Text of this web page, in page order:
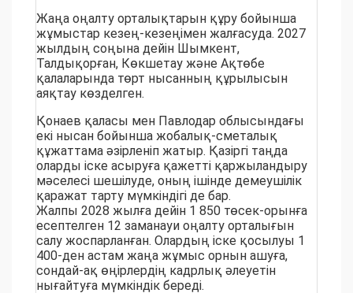
Жаңа оңалту орталықтарын құру бойынша
жұмыстар кезең-кезеңімен жалғасуда. 2027
жылдың соңына дейін Шымкент,
Талдықорған, Көкшетау және Ақтөбе
қалаларында төрт нысанның құрылысын
аяқтау көзделген.
Қонаев қаласы мен Павлодар облысындағы
екі нысан бойынша жобалық-сметалық
құжаттама әзірленіп жатыр. Қазіргі таңда
оларды іске асыруға қажетті қаржыландыру
мәселесі шешілуде, оның ішінде демеушілік
қаражат тарту мүмкіндігі де бар.
Жалпы 2028 жылға дейін 1 850 төсек-орынға
есептелген 12 заманауи оңалту орталығын
салу жоспарланған. Олардың іске қосылуы 1
400-ден астам жаңа жұмыс орнын ашуға,
сондай-ақ өңірлердің кадрлық әлеуетін
нығайтуға мүмкіндік береді.